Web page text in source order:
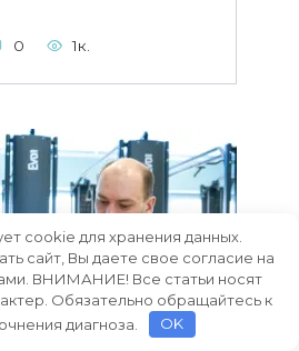
0 1к.
cookie для хранения данных.
сайт, Вы даете свое согласие на
ВНИМАНИЕ! Все статьи носят
Обязательно обращайтесь к
диагноза.
OK